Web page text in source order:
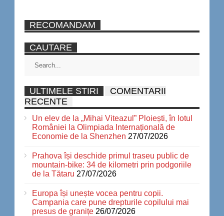
RECOMANDAM
CAUTARE
ULTIMELE STIRI
COMENTARII
RECENTE
Un elev de la „Mihai Viteazul” Ploiești, în lotul
României la Olimpiada Internațională de
Economie de la Shenzhen 27/07/2026
Prahova își deschide primul traseu public de
mountain-bike: 34 de kilometri prin podgoriile
de la Tătaru 27/07/2026
Europa își unește vocea pentru copii.
Campania care pune drepturile copilului mai
presus de granițe 26/07/2026